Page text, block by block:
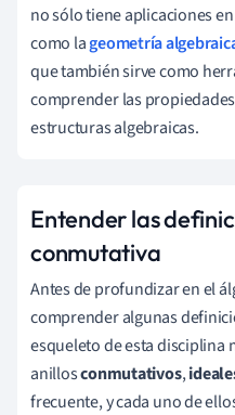
no sólo tiene aplicaciones
como lageometría
que también sirve como
comprender las
estructuras algebraicas.
Entender las
conmutativa
Antes de profundizar en el
comprender algunas
esqueleto de esta disciplina
anillosconmutativos,
frecuente, y cada uno de